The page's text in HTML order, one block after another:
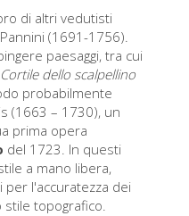
del Bargello
Medicee
Marco
di altri vedutisti
(1691-1756).
paesaggi, tra cui
Cortile dello scalpellino
probabilmente
(1663 – 1730), un
prima opera
del 1723. In questi
a mano libera,
l'accuratezza dei
topografico.